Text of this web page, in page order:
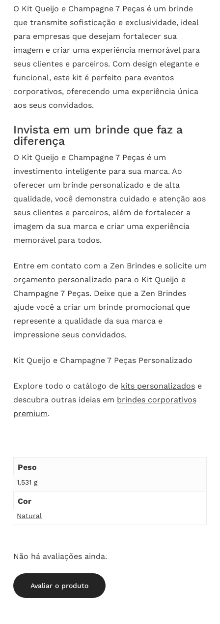
O Kit Queijo e Champagne 7 Peças é um brinde
que transmite sofisticação e exclusividade, ideal
para empresas que desejam fortalecer sua
imagem e criar uma experiência memorável para
seus clientes e parceiros. Com design elegante e
funcional, este kit é perfeito para eventos
corporativos, oferecendo uma experiência única
aos seus convidados.
Invista em um brinde que faz a
diferença
O Kit Queijo e Champagne 7 Peças é um
investimento inteligente para sua marca. Ao
oferecer um brinde personalizado e de alta
qualidade, você demonstra cuidado e atenção aos
seus clientes e parceiros, além de fortalecer a
imagem da sua marca e criar uma experiência
memorável para todos.
Entre em contato com a Zen Brindes e solicite um
orçamento personalizado para o Kit Queijo e
Champagne 7 Peças. Deixe que a Zen Brindes
ajude você a criar um brinde promocional que
represente a qualidade da sua marca e
impressione seus convidados.
Kit Queijo e Champagne 7 Peças Personalizado
Explore todo o catálogo de kits personalizadose
descubra outras ideias em brindes corporativos
premium.
Peso
1,531 g
Cor
Natural
Não há avaliações ainda.
Avaliar o produto